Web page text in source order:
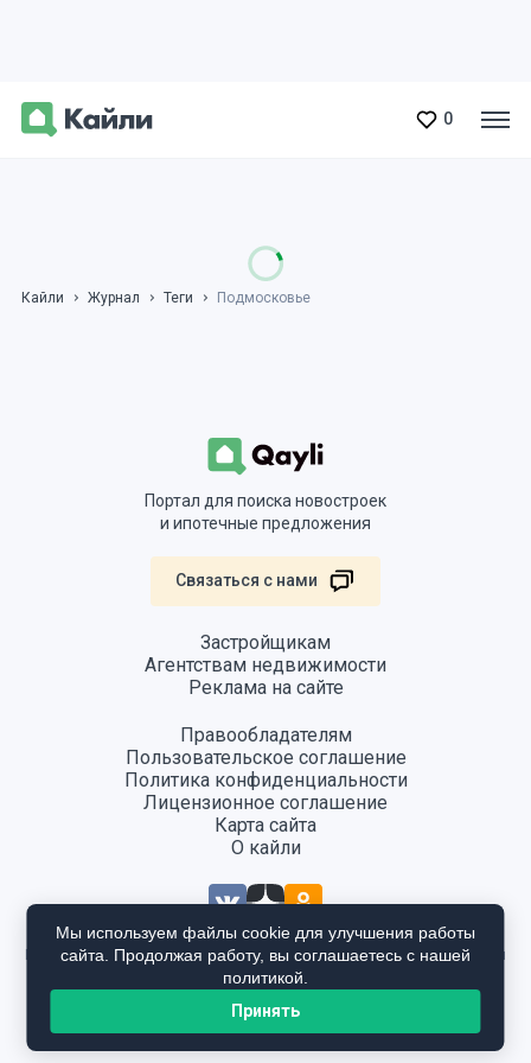
0
Кайли Журнал Теги Подмосковье
Портал для поиска новостроек
и ипотечные предложения
Связаться с нами
Застройщикам
Агентствам недвижимости
Реклама на сайте
Правообладателям
Пользовательское соглашение
Политика конфиденциальности
Лицензионное соглашение
Карта сайта
О кайли
Информация, размещенная на сайте, не является публичной офертой
и предоставляется в ознакомительных целях. Для получения
подробной информации общайтесь в отдел продаж застройщика.
Мы используем файлы cookie для улучшения работы
сайта. Продолжая работу, вы соглашаетесь с нашей
политикой.
Принять